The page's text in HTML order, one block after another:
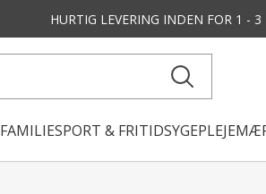
HURTIG LEVERING INDEN FOR 1 - 3
FAMILIESPORT & FRITIDSYGEPLEJE